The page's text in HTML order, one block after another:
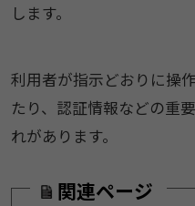
します。
利用者が指示どおりに操
たり、認証情報などの重
れがあります。
関連ページ